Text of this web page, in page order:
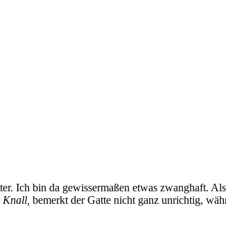
Ich bin da gewissermaßen etwas zwanghaft.
Knall, bemerkt der Gatte nicht ganz unrichtig,